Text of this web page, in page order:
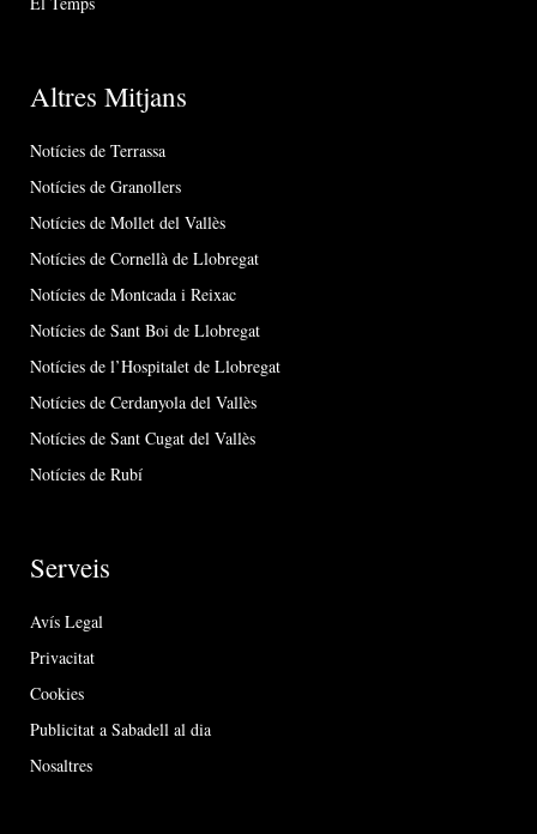
Altres Mitjans
Notícies de Terrassa
Notícies de Granollers
Notícies de Mollet del Vallès
Notícies de Cornellà de Llobregat
Notícies de Montcada i Reixac
Notícies de Sant Boi de Llobregat
Notícies de l’Hospitalet de Llobregat
Notícies de Cerdanyola del Vallès
Notícies de Sant Cugat del Vallès
Notícies de Rubí
Serveis
Avís Legal
Privacitat
Cookies
Publicitat a Sabadell al dia
Nosaltres